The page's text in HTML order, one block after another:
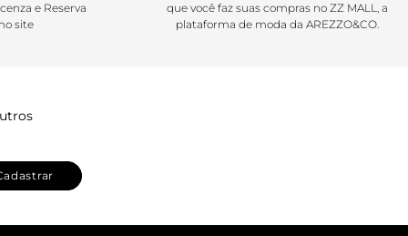
e Reserva
site
que você faz suas compras no ZZ MALL, a
plataforma de moda da AREZZO&CO.